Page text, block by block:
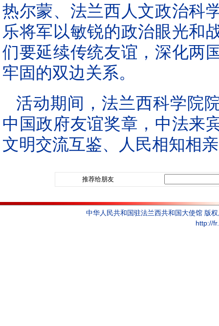
热尔蒙、法兰西人文政治科
乐将军以敏锐的政治眼光和
们要延续传统友谊，深化两
牢固的双边关系。
活动期间，法兰西科学院
中国政府友谊奖章，中法来
文明交流互鉴、人民相知相
推荐给朋友
中华人民共和国驻法兰西共和国大使馆 版
http://